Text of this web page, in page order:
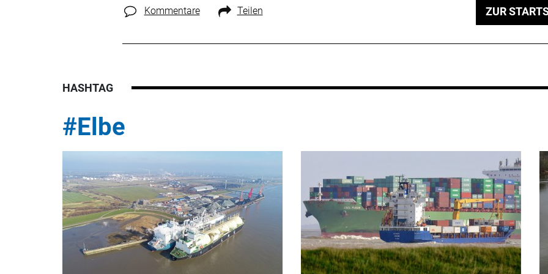
Kommentare Teilen ZUR
HASHTAG
#Elbe